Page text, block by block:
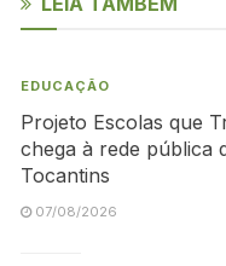
EDUCAÇÃO
Projeto Escolas que
chega à rede pública
Tocantins
07/08/2026